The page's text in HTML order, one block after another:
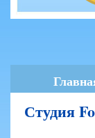
Студия